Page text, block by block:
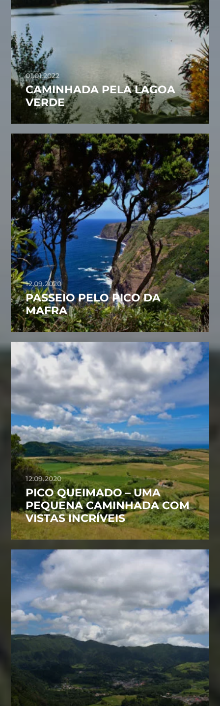
01.01.2022
CAMINHADA PELA LAGOA
VERDE
12.09.2020
PASSEIO PELO PICO DA
MAFRA
12.09.2020
PICO QUEIMADO – UMA
PEQUENA CAMINHADA COM
VISTAS INCRÍVEIS